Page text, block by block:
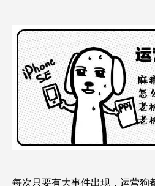
每次只要有大事件出现，运营狗